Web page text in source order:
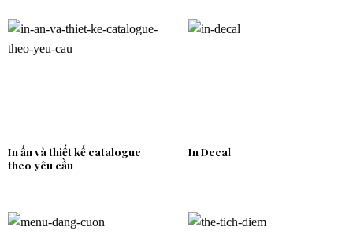
In ấn và thiết kế catalogue
theo yêu cầu
In Decal